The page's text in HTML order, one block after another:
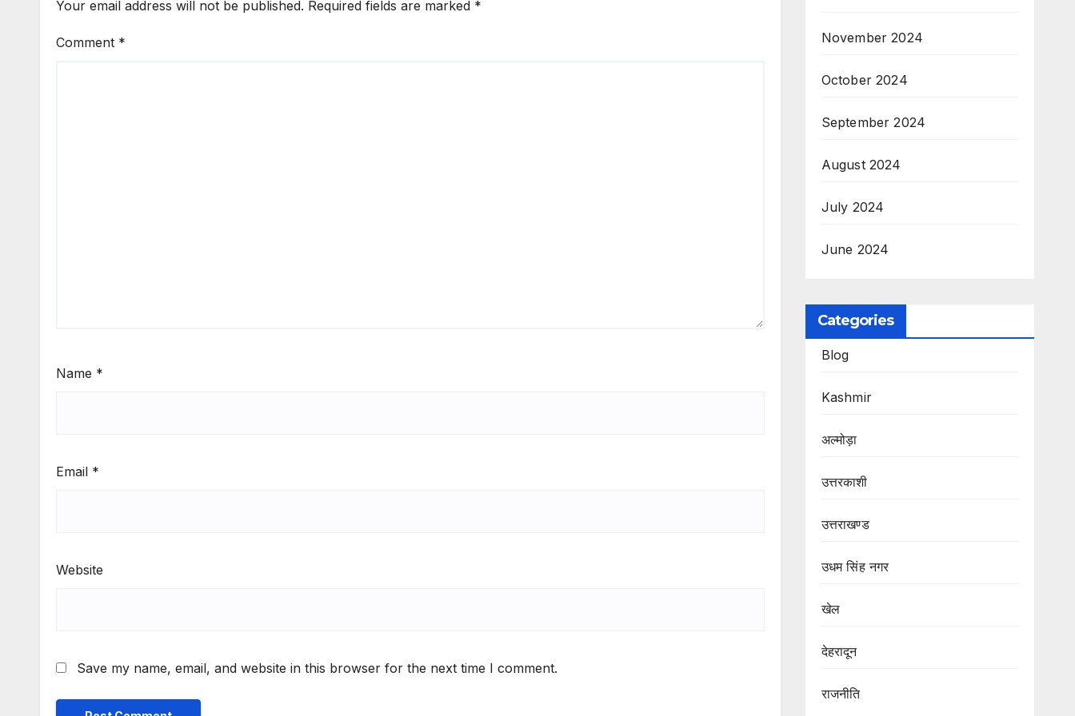
Your email address will not be published. Required fields are marked *
Comment *
Name *
Email *
Website
Save my name, email, and website in this browser for the next time I comment.
November 2024
October 2024
September 2024
August 2024
July 2024
June 2024
Categories
Blog
Kashmir
अल्मोड़ा
उत्तरकाशी
उत्तराखण्ड
उधम सिंह नगर
खेल
देहरादून
राजनीति